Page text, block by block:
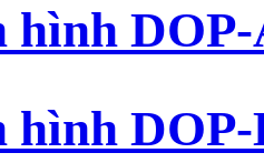
hình DOP-
hình DOP-